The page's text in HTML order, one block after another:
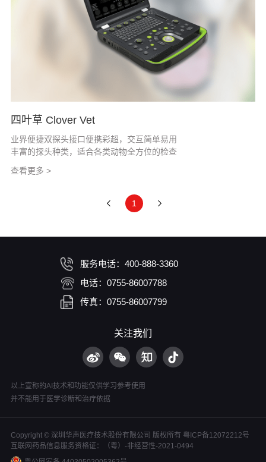
四叶草 Clover Vet
业界便捷双探头接口便携彩超，交互简单易用
丰富的探头种类，适合各类动物全方位的检查
查看更多 >
1
服务电话：400-888-3360
电话：0755-86007788
传真：0755-86007799
关注我们
以上宣称的AI技术和功能仅供学习参考使用
并不能用于医学诊断和治疗依据
Copyright © 深圳华声医疗技术股份有限公司 版权所有 粤ICP备12072212号
互联网药品信息服务资格证：（粤）-非经营性-2021-0494